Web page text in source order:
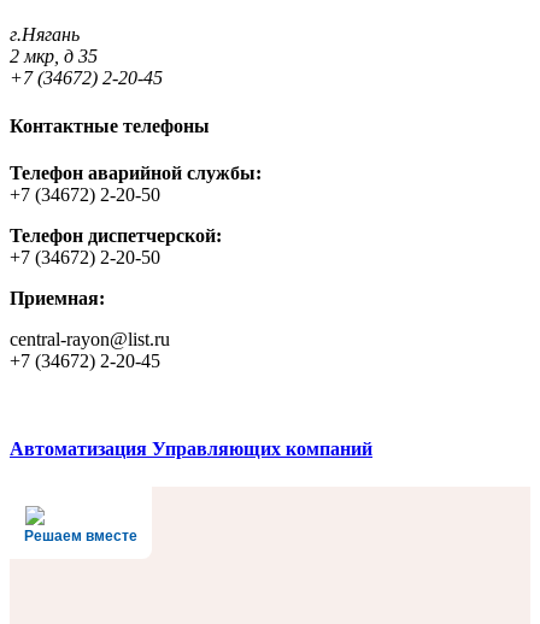
г.Нягань
2 мкр, д 35
+7 (34672) 2-20-45
Контактные телефоны
Телефон аварийной службы:
+7 (34672) 2-20-50
Телефон диспетчерской:
+7 (34672) 2-20-50
Приемная:
central-rayon@list.ru
+7 (34672) 2-20-45
Автоматизация Управляющих компаний
Решаем вместе